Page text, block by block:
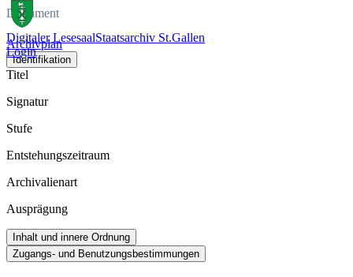
Digitaler LesesaalStaatsarchiv St.Gallen
Login
Dokument
Archivplan
Identifikation
Titel
Signatur
Stufe
Entstehungszeitraum
Archivalienart
Ausprägung
Inhalt und innere Ordnung
Zugangs- und Benutzungsbestimmungen